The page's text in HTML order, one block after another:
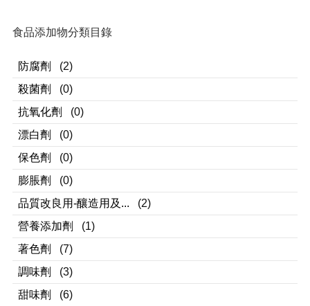
食品添加物分類目錄
防腐劑
(2)
殺菌劑
(0)
抗氧化劑
(0)
漂白劑
(0)
保色劑
(0)
膨脹劑
(0)
品質改良用-釀造用及...
(2)
營養添加劑
(1)
著色劑
(7)
調味劑
(3)
甜味劑
(6)